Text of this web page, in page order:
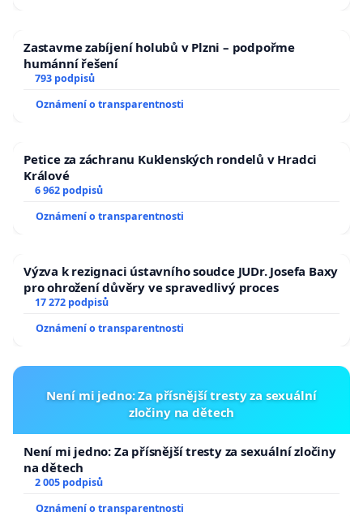
Zastavme zabíjení holubů v Plzni – podpořme
humánní řešení
793 podpisů
Oznámení o transparentnosti
Petice za záchranu Kuklenských rondelů v Hradci
Králové
6 962 podpisů
Oznámení o transparentnosti
Výzva k rezignaci ústavního soudce JUDr. Josefa Baxy
pro ohrožení důvěry ve spravedlivý proces
17 272 podpisů
Oznámení o transparentnosti
Není mi jedno: Za přísnější tresty za sexuální
zločiny na dětech
Není mi jedno: Za přísnější tresty za sexuální zločiny
na dětech
2 005 podpisů
Oznámení o transparentnosti